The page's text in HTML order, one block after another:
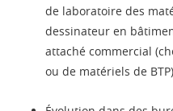
de laboratoire des
dessinateur en
attaché commercial
ou de matériels de